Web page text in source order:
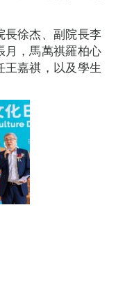
徐杰、副院長李
月，馬萬祺羅柏心
嘉祺，以及學生